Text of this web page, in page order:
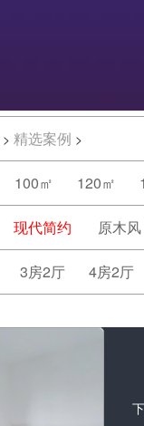
> 精选案例 >
100㎡ 120㎡
现代简约 原木风
3房2厅 4房2厅